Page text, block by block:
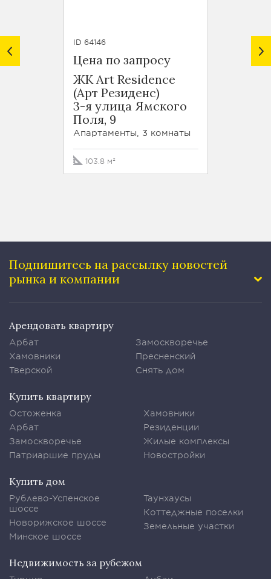
ID 64146
Цена по запросу
ЖК Art Residence
(Арт Резиденс)
3-я улица Ямского
Поля, 9
Апартаменты, 3 комнаты
103.8 м²
Подпишитесь на рассылку новостей
рынка и компании
Арендовать квартиру
Арбат
Хамовники
Тверской
Замоскворечье
Пресненский
Снять дом
Купить квартиру
Остоженка
Арбат
Замоскворечье
Патриаршие пруды
Хамовники
Резиденции
Жилые комплексы
Новостройки
Купить дом
Рублево-Успенское
шоссе
Новорижское шоссе
Минское шоссе
Таунхаусы
Коттеджные поселки
Земельные участки
Недвижимость за рубежом